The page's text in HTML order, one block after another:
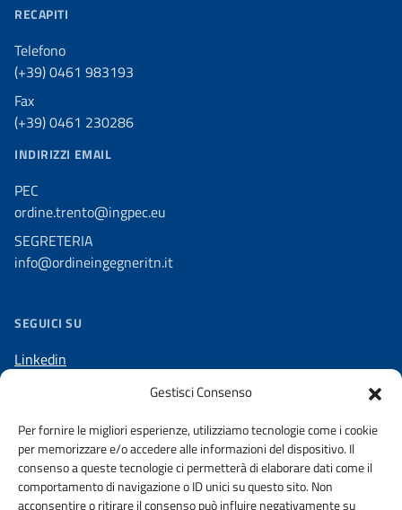
Gestisci Consenso
Per fornire le migliori esperienze, utilizziamo tecnologie come i cookie
per memorizzare e/o accedere alle informazioni del dispositivo. Il
consenso a queste tecnologie ci permetterà di elaborare dati come il
comportamento di navigazione o ID unici su questo sito. Non
acconsentire o ritirare il consenso può influire negativamente su
RECAPITI
Telefono
(+39) 0461 983193
Fax
(+39) 0461 230286
INDIRIZZI EMAIL
PEC
ordine.trento@ingpec.eu
SEGRETERIA
info@ordineingegneritn.it
SEGUICI SU
Linkedin